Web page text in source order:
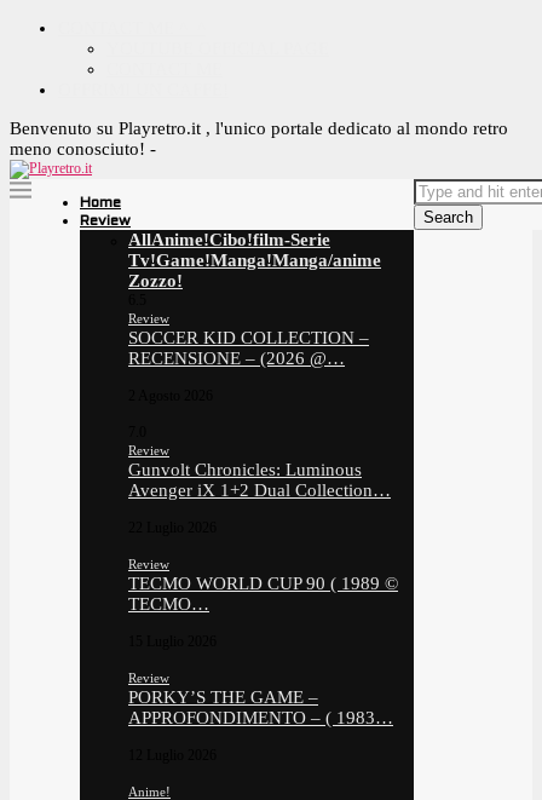
Benvenuto su Playretro.it , l'unico portale dedicato al mondo retro
meno conosciuto! -
Home
Review
AllAnime!Cibo!film-Serie
Tv!Game!Manga!Manga/anime
Zozzo!
Review
SOCCER KID COLLECTION –
RECENSIONE – (2026 @…
Review
Gunvolt Chronicles: Luminous
Avenger iX 1+2 Dual Collection…
Review
TECMO WORLD CUP 90 ( 1989 ©
TECMO…
Review
PORKY’S THE GAME –
APPROFONDIMENTO – ( 1983…
Anime!
Search